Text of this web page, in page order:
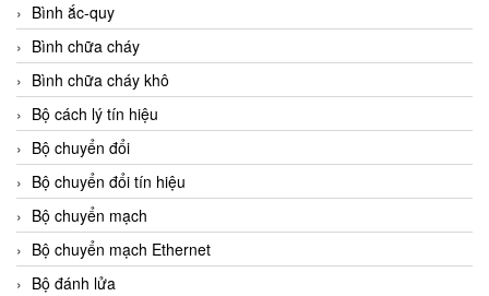
Bình ắc-quy
Bình chữa cháy
Bình chữa cháy khô
Bộ cách lý tín hiệu
Bộ chuyển đổi
Bộ chuyển đổi tín hiệu
Bộ chuyển mạch
Bộ chuyển mạch Ethernet
Bộ đánh lửa